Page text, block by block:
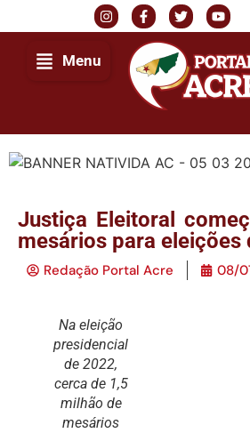
Menu
Justiça Eleitoral
mesários para eleições
Redação Portal Acre 08/
Na eleição
presidencial
de 2022,
cerca de 1,5
milhão de
mesários